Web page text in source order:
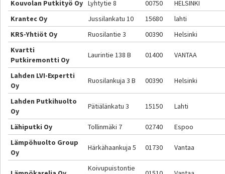
Kouvolan Putkityö Oy Lyhtytie 8 00750
HELSINKI
Krantec Oy
Jussilankatu 10 15680
lahti
KRS-Yhtiöt Oy
Ruosilantie 3 00390
Helsinki
Kvartti
Putkiremontti Oy
Laurintie 138 B 01400 VANTAA
Lahden LVI-Expertti
Oy
Ruosilankuja 3 B 00390 Helsinki
Lahden Putkihuolto
Oy
Pätiälänkatu 3 15150 Lahti
Lähiputki Oy Tollinmäki 7 02740
Espoo
Lämpöhuolto Group
Oy
Härkähaankuja 5 01730 Vantaa
Koivupuistontie